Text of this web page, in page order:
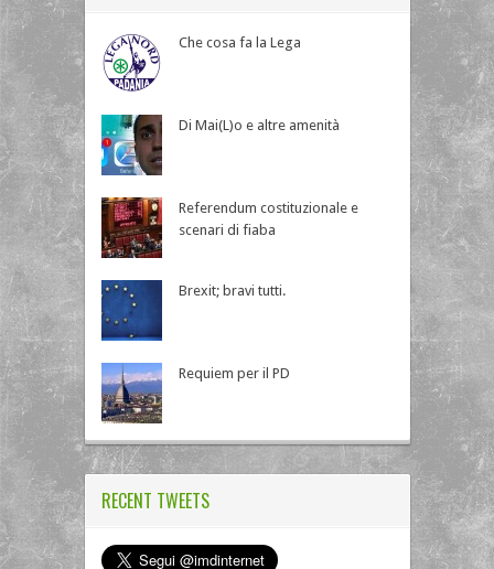
Che cosa fa la Lega
Di Mai(L)o e altre amenità
Referendum costituzionale e
scenari di fiaba
Brexit; bravi tutti.
Requiem per il PD
RECENT TWEETS